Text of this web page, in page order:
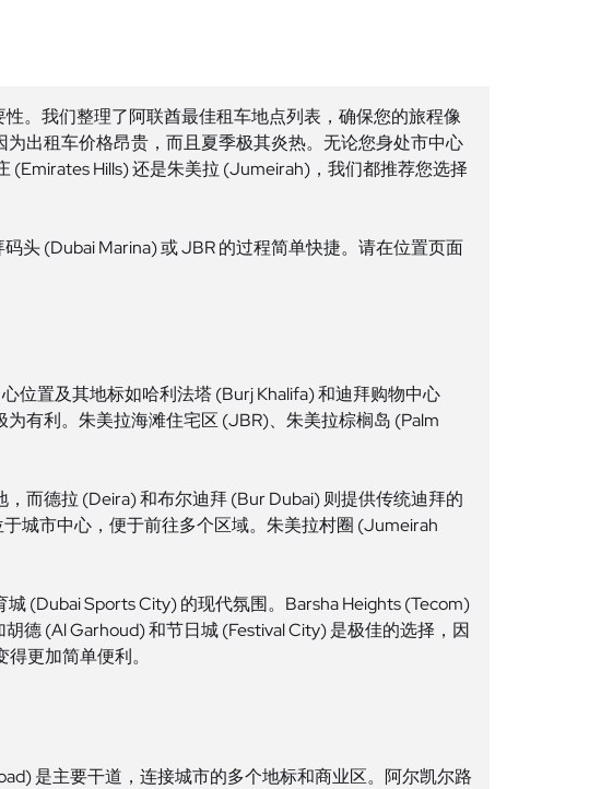
。我们整理了阿联酋最佳租车地点列表，确保您的旅程像
出租车价格昂贵，而且夏季极其炎热。无论您身处市中心
Hills) 还是朱美拉 (Jumeirah)，我们都推荐您选择
头 (Dubai Marina) 或 JBR 的过程简单快捷。请在位置页面
位置及其地标如哈利法塔 (Burj Khalifa) 和迪拜购物中心
有利。朱美拉海滩住宅区 (JBR)、朱美拉棕榈岛 (Palm
而德拉 (Deira) 和布尔迪拜 (Bur Dubai) 则提供传统迪拜的
城市中心，便于前往多个区域。朱美拉村圈 (Jumeirah
(Dubai Sports City) 的现代氛围。Barsha Heights (Tecom)
德 (Al Garhoud) 和节日城 (Festival City) 是极佳的选择，因
更加简单便利。
是主要干道，连接城市的多个地标和商业区。阿尔凯尔路